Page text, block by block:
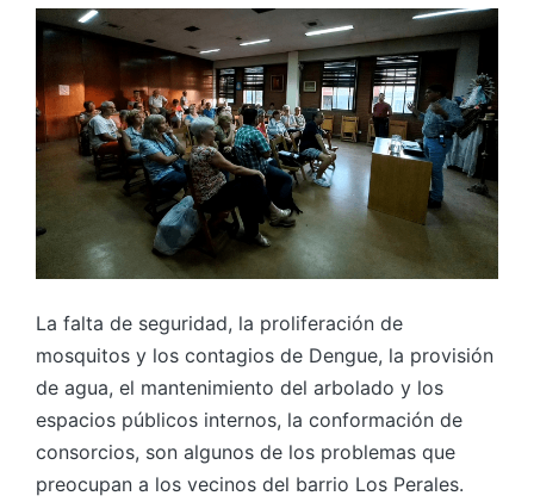
La falta de seguridad, la proliferación de
mosquitos y los contagios de Dengue, la provisión
de agua, el mantenimiento del arbolado y los
espacios públicos internos, la conformación de
consorcios, son algunos de los problemas que
preocupan a los vecinos del barrio Los Perales.